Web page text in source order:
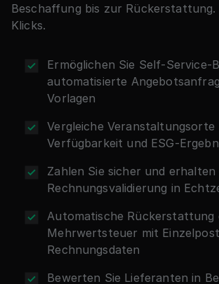
Beschaffung bis zur Rückerstattung.
Klicks.
Ermöglichen Sie Self-Service-
automatisierte
Vorlagen
Vergleiche Veranstaltungsorte
Verfügbarkeit und ESG-
Zahlen Sie sicher und erhalten
Rechnungsvalidierung in
Automatische Rückerstattung
Mehrwertsteuer mit
Rechnungsdaten
Bewerten Sie Lieferanten in